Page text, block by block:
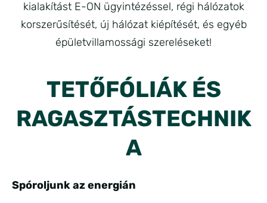
kialakítást E-ON ügyintézéssel, régi hálózatok
korszerűsítését, új hálózat kiépítését, és egyéb
épületvillamossági szereléseket!
TETŐFÓLIÁK ÉS
RAGASZTÁSTECHNIK
A
Spóroljunk az energián